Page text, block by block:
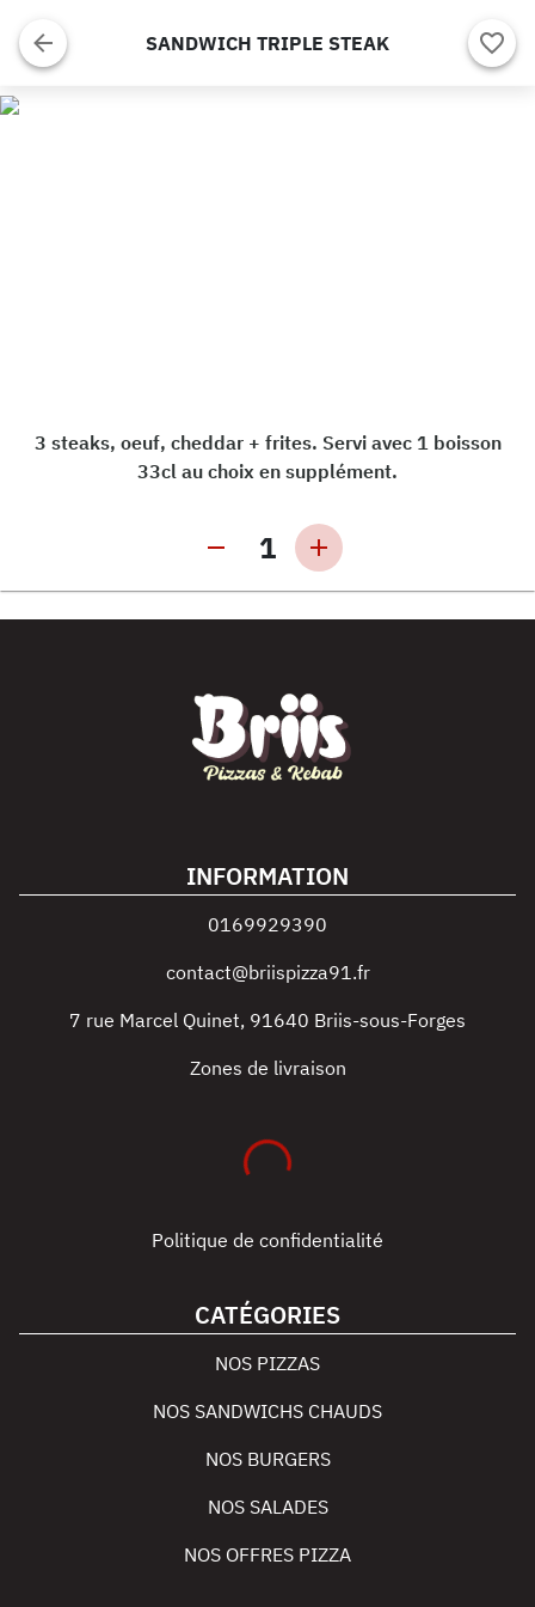
SANDWICH TRIPLE STEAK
3 steaks, oeuf, cheddar + frites. Servi avec 1 boisson
33cl au choix en supplément.
1
INFORMATION
0169929390
contact@briispizza91.fr
7 rue Marcel Quinet, 91640 Briis-sous-Forges
Zones de livraison
Politique de confidentialité
CATÉGORIES
NOS PIZZAS
NOS SANDWICHS CHAUDS
NOS BURGERS
NOS SALADES
NOS OFFRES PIZZA